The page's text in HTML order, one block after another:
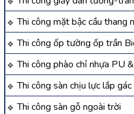
Thi công mặt bậc cầu thang
Thi công ốp tường ốp trần
Thi công phào chỉ nhựa PU
Thi công sàn chịu lực lắp
Thi công sàn gỗ ngoài trời